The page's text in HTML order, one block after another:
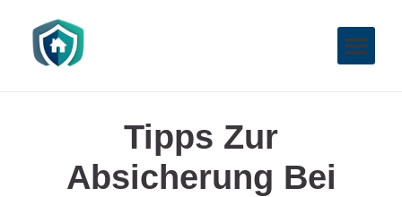
Tipps Zur
Absicherung Bei